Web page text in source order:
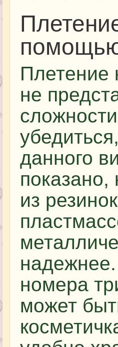
Плетение
не
данного
показано,
из
номера
может